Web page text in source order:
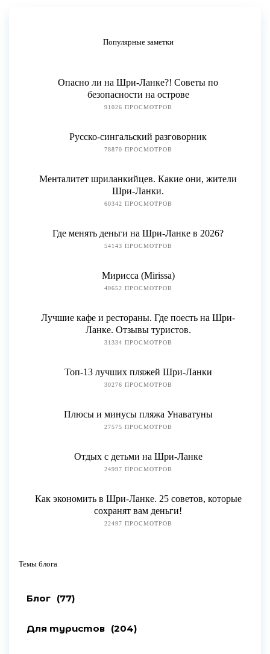
Популярные заметки
Опасно ли на Шри-Ланке?! Советы по
безопасности на острове
91026 ПРОСМОТРОВ
Русско-сингальский разговорник
78870 ПРОСМОТРОВ
Менталитет шриланкийцев. Какие они, жители
Шри-Ланки.
60342 ПРОСМОТРОВ
Где менять деньги на Шри-Ланке в 2026?
54143 ПРОСМОТРОВ
Мирисса (Mirissa)
40652 ПРОСМОТРОВ
Лучшие кафе и рестораны. Где поесть на Шри-
Ланке. Отзывы туристов.
31334 ПРОСМОТРОВ
Топ-13 лучших пляжей Шри-Ланки
30276 ПРОСМОТРОВ
Плюсы и минусы пляжа Унаватуны
27575 ПРОСМОТРОВ
Отдых с детьми на Шри-Ланке
24997 ПРОСМОТРОВ
Как экономить в Шри-Ланке. 25 советов, которые
сохранят вам деньги!
22497 ПРОСМОТРОВ
Темы блога
Блог (77)
Для туристов (204)